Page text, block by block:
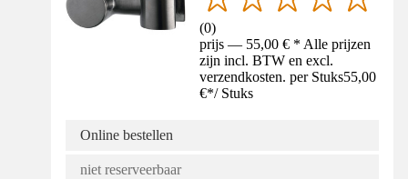
(0)
prijs — 55,00 € * Alle prijzen
zijn incl. BTW en excl.
verzendkosten. per Stuks55,00
€*/ Stuks
Online bestellen
niet reserveerbaar